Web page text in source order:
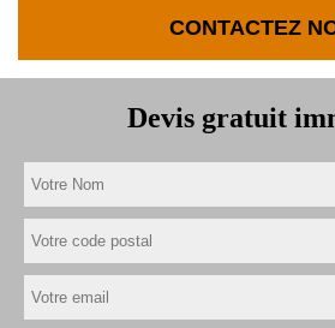
CONTACTEZ
Devis gratuit